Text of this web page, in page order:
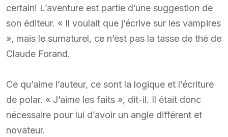
certain! L’aventure est partie d’une suggestion de
son éditeur. « Il voulait que j’écrive sur les vampires
», mais le surnaturel, ce n’est pas la tasse de thé de
Claude Forand.
Ce qu’aime l’auteur, ce sont la logique et l’écriture
de polar. « J’aime les faits », dit-il. Il était donc
nécessaire pour lui d’avoir un angle différent et
novateur.